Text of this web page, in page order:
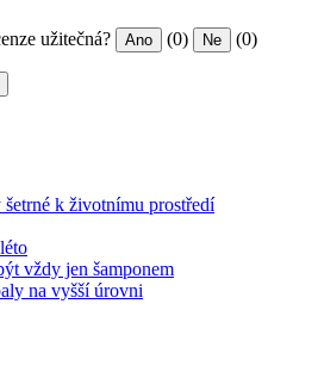
užitečná? Ano (0) Ne (0)
k životnímu prostředí
vždy jen šamponem
na vyšší úrovni